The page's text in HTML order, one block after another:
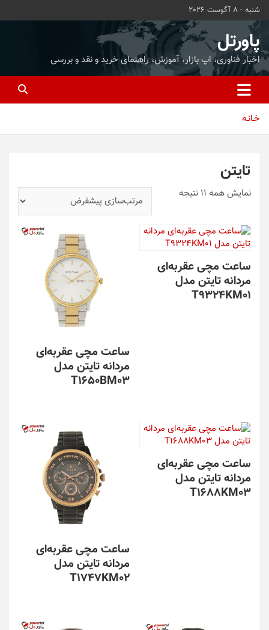
محتوا
بروید
شنبه - 8 آگوست 2026
پاورتل
اخبار فناوری، اپ بازار، آموزش، راهنمای خرید و نقد و بررسی
خـانـه
تایتن
نمایش همه 11 نتیجه
ساعت مچی عقربه‌ای
مردانه تایتن مدل
T9324KM01
ساعت مچی عقربه‌ای
مردانه تایتن مدل
T1650BM03
ساعت مچی عقربه‌ای
مردانه تایتن مدل
T1688KM03
ساعت مچی عقربه‌ای
مردانه تایتن مدل
T1747KM02